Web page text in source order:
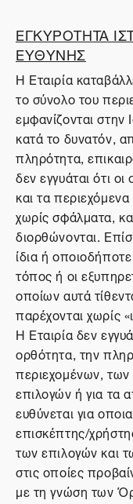
ΕΓΚΥΡΟΤΗΤΑ
ΕΥΘΥΝΗΣ
Η Εταιρία
το σύνολο του
εμφανίζονται στην
κατά το δυνατόν,
πληρότητα,
δεν εγγυάται ότι
και τα
χωρίς σφάλματα,
διορθώνονται.
ίδια ή
τόπος ή οι
οποίων αυτά
παρέχονται χωρίς
Η Εταιρία δεν
ορθότητα, την
περιεχομένων,
επιλογών ή για τα
ευθύνεται για
επισκέπτης/
των επιλογών και
στις οποίες
με τη γνώση των